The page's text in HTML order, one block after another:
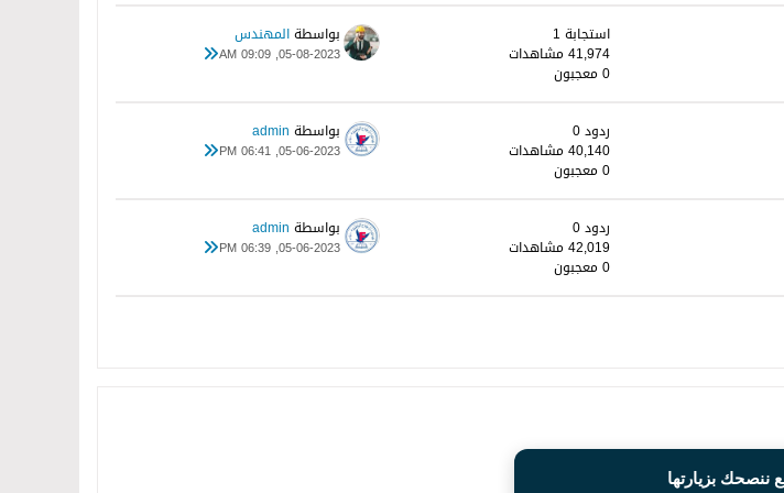
استجابة 1
41,974 مشاهدات
0 معجبون
بواسطةالمهندس
05-08-2023, 09:09 AM
ردود 0
40,140 مشاهدات
0 معجبون
بواسطة admin
05-06-2023, 06:41 PM
ردود 0
42,019 مشاهدات
0 معجبون
بواسطة admin
05-06-2023, 06:39 PM
ننصحك بزيارتها